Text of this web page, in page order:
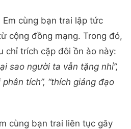
cùng bạn trai lập tức
cộng đồng mạng. Trong đó,
chỉ trích cặp đôi ồn ào này:
sao người ta vẫn tặng nhỉ”,
phân tích”, “thích giảng đạo
cùng bạn trai liên tục gây